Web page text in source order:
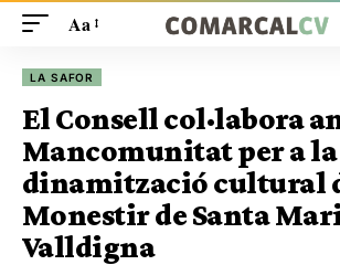
Aa
LA SAFOR
El Consell col·labora
Mancomunitat per a la
dinamització cultural
Monestir de Santa
Valldigna